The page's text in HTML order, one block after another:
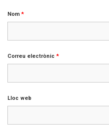
Nom *
Correu electrònic *
Lloc web